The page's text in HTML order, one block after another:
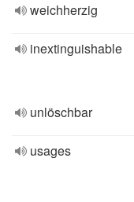
weichherzig
inextinguishable
unlöschbar
usages